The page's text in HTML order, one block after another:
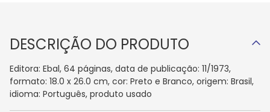
DESCRIÇÃO DO PRODUTO
Editora: Ebal, 64 páginas, data de publicação: 11/1973,
formato: 18.0 x 26.0 cm, cor: Preto e Branco, origem: Brasil,
idioma: Português, produto usado